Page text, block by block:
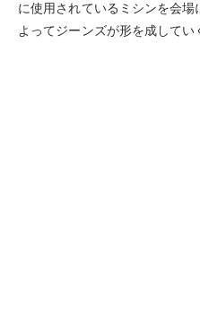
に使用されているミシンを会
よってジーンズが形を成してい